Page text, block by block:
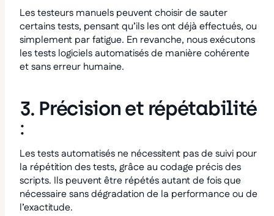
Les testeurs manuels peuvent choisir de sauter
certains tests, pensant qu’ils les ont déjà effectués, ou
simplement par fatigue. En revanche, nous exécutons
les tests logiciels automatisés de manière cohérente
et sans erreur humaine.
3. Précision et répétabilité
:
Les tests automatisés ne nécessitent pas de suivi pour
la répétition des tests, grâce au codage précis des
scripts. Ils peuvent être répétés autant de fois que
nécessaire sans dégradation de la performance ou de
l’exactitude.